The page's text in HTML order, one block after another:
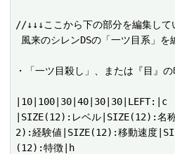
//↓↓↓ここから下の部分を編集して
・「一ツ目殺し」、または『目』
|10|100|30|40|30|30|LEFT:|c
|SIZE(12):レベル|SIZE(12):名
2):経験値|SIZE(12):移動速度
(12):特徴|h